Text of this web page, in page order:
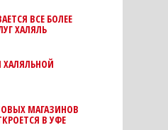
ВСЕ БОЛЕЕ
ХАЛЯЛЬ
МАГАЗИНОВ
В УФЕ